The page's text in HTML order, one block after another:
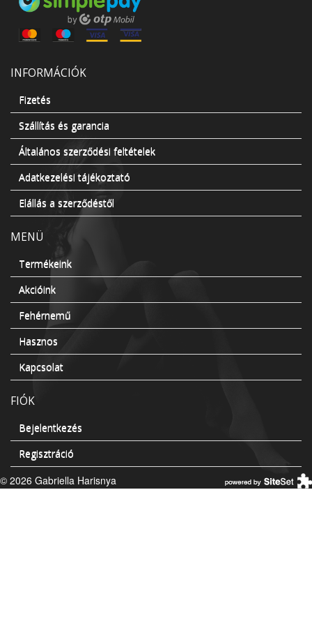
INFORMÁCIÓK
Fizetés
Szállítás és garancia
Általános szerződési feltételek
Adatkezelési tájékoztató
Elállás a szerződéstől
MENÜ
Termékeink
Akcióink
Fehérnemű
Hasznos
Kapcsolat
FIÓK
Bejelentkezés
Regisztráció
© 2026 Gabriella Harisnya